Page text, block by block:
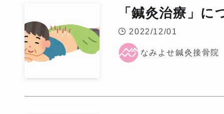
「鍼灸治療」に
2022/12/01
なみよせ鍼灸接骨院